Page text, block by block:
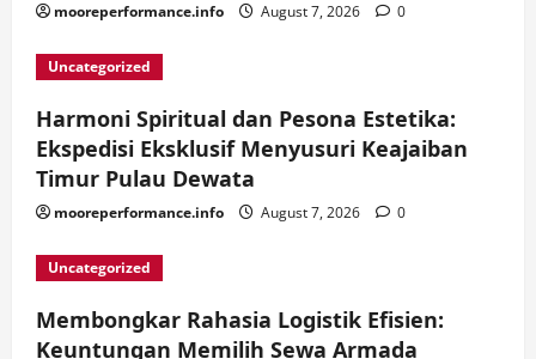
mooreperformance.info August 7, 2026 0
Uncategorized
Harmoni Spiritual dan Pesona Estetika:
Ekspedisi Eksklusif Menyusuri Keajaiban
Timur Pulau Dewata
mooreperformance.info August 7, 2026 0
Uncategorized
Membongkar Rahasia Logistik Efisien:
Keuntungan Memilih Sewa Armada